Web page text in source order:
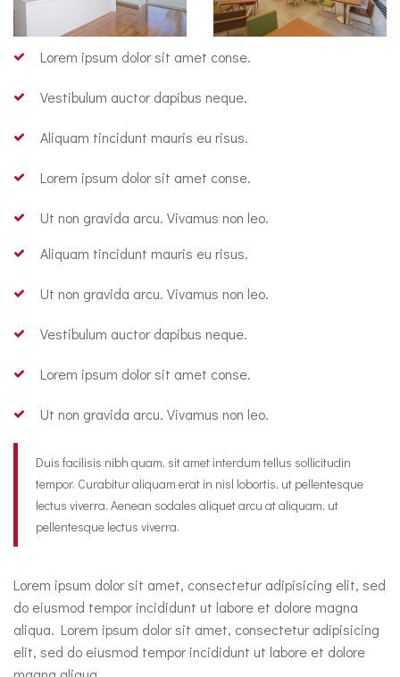
Lorem ipsum dolor sit amet conse.
Vestibulum auctor dapibus neque.
Aliquam tincidunt mauris eu risus.
Lorem ipsum dolor sit amet conse.
Ut non gravida arcu. Vivamus non leo.
Aliquam tincidunt mauris eu risus.
Ut non gravida arcu. Vivamus non leo.
Vestibulum auctor dapibus neque.
Lorem ipsum dolor sit amet conse.
Ut non gravida arcu. Vivamus non leo.
Duis facilisis nibh quam, sit amet interdum tellus sollicitudin
tempor. Curabitur aliquam erat in nisl lobortis, ut pellentesque
lectus viverra. Aenean sodales aliquet arcu at aliquam, ut
pellentesque lectus viverra.
Lorem ipsum dolor sit amet, consectetur adipisicing elit, sed
do eiusmod tempor incididunt ut labore et dolore magna
aliqua. Lorem ipsum dolor sit amet, consectetur adipisicing
elit, sed do eiusmod tempor incididunt ut labore et dolore